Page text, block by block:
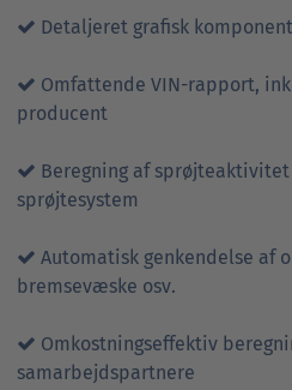
Detaljeret grafisk
Omfattende VIN-rapport,
producent
Beregning af sprøjteaktivitet
sprøjtesystem
Automatisk genkendelse af
bremsevæske osv.
Omkostningseffektiv
samarbejdspartnere